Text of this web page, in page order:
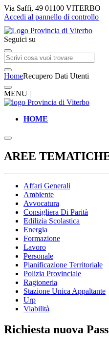
Via Saffi, 49 01100
Accedi al pannello di controllo
Seguici su
HomeRecupero Dati Utenti
MENU |
HOME
AREE
Affari Generali
Ambiente
Avvocatura
Consigliera Di Parità
Edilizia Scolastica
Energia
Formazione
Lavoro
Personale
Pianificazione Territoriale
Polizia Provinciale
Ragioneria
Stazione Unica Appaltante
Urp
Viabilità
Richiesta nuova